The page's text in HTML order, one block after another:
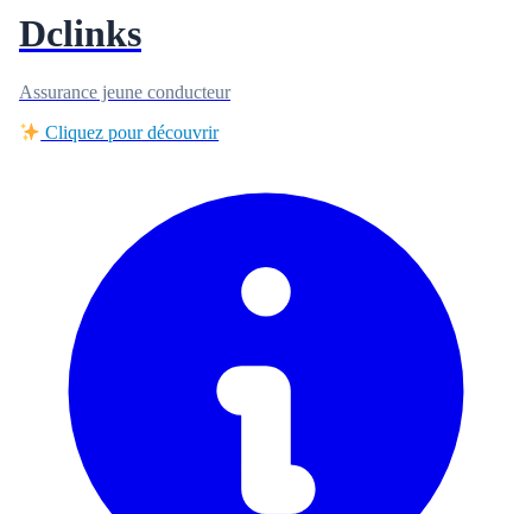
Dclinks
Assurance jeune conducteur
Cliquez pour découvrir